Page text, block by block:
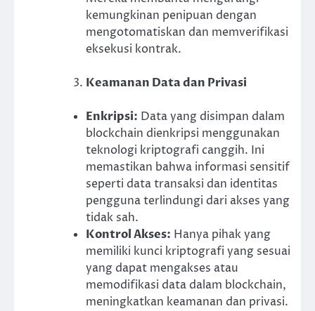
kemungkinan penipuan dengan
mengotomatiskan dan memverifikasi
eksekusi kontrak.
Keamanan Data dan Privasi
Enkripsi: Data yang disimpan dalam
blockchain dienkripsi menggunakan
teknologi kriptografi canggih. Ini
memastikan bahwa informasi sensitif
seperti data transaksi dan identitas
pengguna terlindungi dari akses yang
tidak sah.
Kontrol Akses: Hanya pihak yang
memiliki kunci kriptografi yang sesuai
yang dapat mengakses atau
memodifikasi data dalam blockchain,
meningkatkan keamanan dan privasi.